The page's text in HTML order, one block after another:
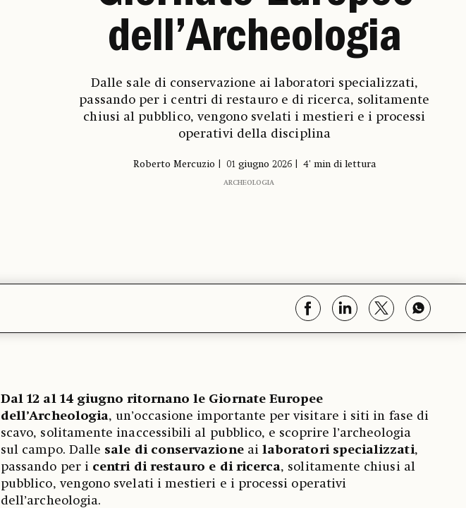
dell’Archeologia
Dalle sale di conservazione ai laboratori specializzati,
passando per i centri di restauro e di ricerca, solitamente
chiusi al pubblico, vengono svelati i mestieri e i processi
operativi della disciplina
Roberto Mercuzio 01 giugno 2026 4' min di lettura
ARCHEOLOGIA
Dal 12 al 14 giugno ritornano le Giornate Europee
dell’Archeologia, un’occasione importante per visitare i siti in fase di
scavo, solitamente inaccessibili al pubblico, e scoprire l’archeologia
sul campo. Dalle sale di conservazioneai laboratori specializzati,
passando per i centri di restauro e di ricerca, solitamente chiusi al
pubblico, vengono svelati i mestieri e i processi operativi
dell’archeologia.